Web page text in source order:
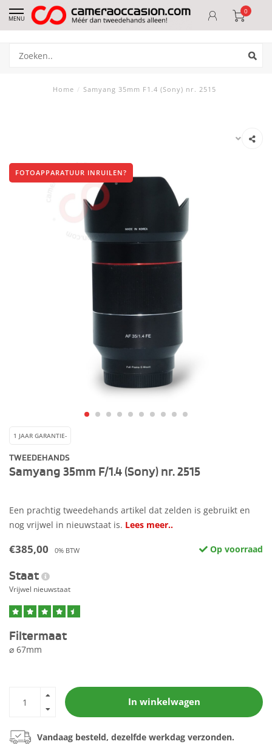
MENU
0
Home / Samyang 35mm F1.4 (Sony) nr. 2515
FOTOAPPARATUUR INRUILEN?
1 JAAR GARANTIE-
TWEEDEHANDS
Samyang 35mm F/1.4 (Sony) nr. 2515
Een prachtig tweedehands artikel dat zelden is gebruikt en
nog vrijwel in nieuwstaat is. Lees meer..
€385,00 0% BTW Op voorraad
Staat
Vrijwel nieuwstaat
Filtermaat
⌀ 67mm
In winkelwagen
Vandaag besteld, dezelfde werkdag verzonden.